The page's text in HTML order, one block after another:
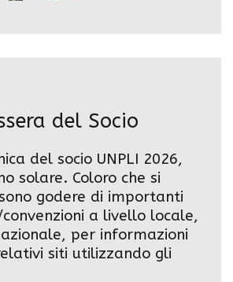
del Socio
del socio UNPLI 2026,
solare. Coloro che si
godere di importanti
a livello locale,
per informazioni
siti utilizzando gli